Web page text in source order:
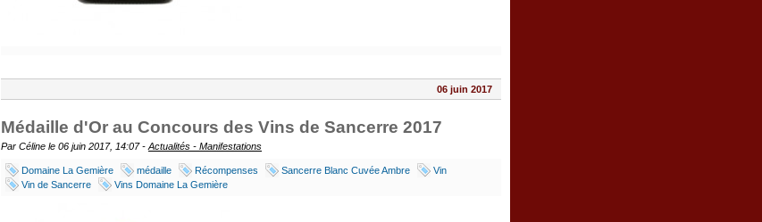
06 juin 2017
Médaille d'Or au Concours des Vins de Sancerre 2017
Par Céline le 06 juin 2017, 14:07 -Actualités - Manifestations
Domaine La Gemière médaille Récompenses Sancerre Blanc Cuvée Ambre
Vin
Vin de Sancerre
Vins Domaine La Gemière